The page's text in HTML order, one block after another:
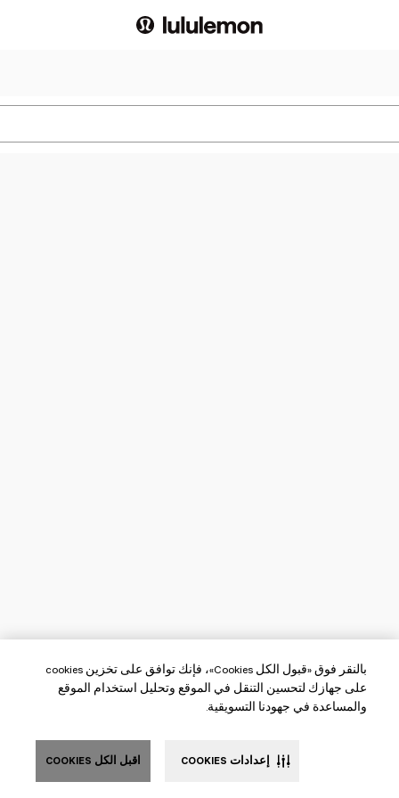
بالنقر فوق «قبول الكل Cookies»، فإنك توافق على تخزين cookies
على جهازك لتحسين التنقل في الموقع وتحليل استخدام الموقع
والمساعدة في جهودنا التسويقية.
اقبل الكل COOKIES إعدادات COOKIES